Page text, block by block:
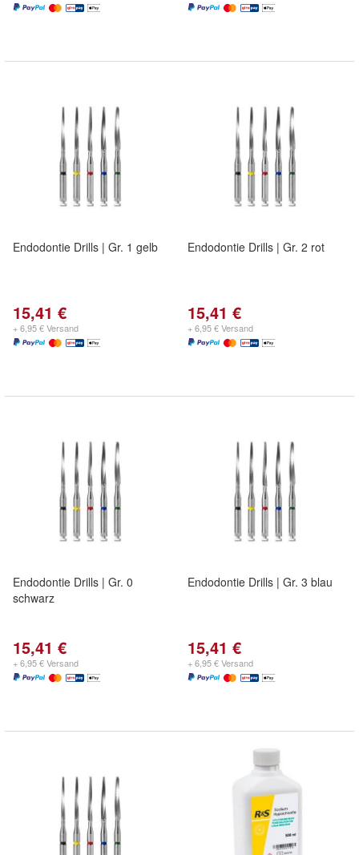
Endodontie Drills | Gr. 1 gelb
15,41 €
+ 6,95 € Versand
Endodontie Drills | Gr. 2 rot
15,41 €
+ 6,95 € Versand
Endodontie Drills | Gr. 0
schwarz
15,41 €
+ 6,95 € Versand
Endodontie Drills | Gr. 3 blau
15,41 €
+ 6,95 € Versand